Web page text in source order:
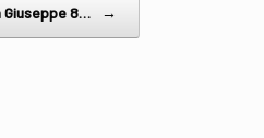
Giuseppe 8… →